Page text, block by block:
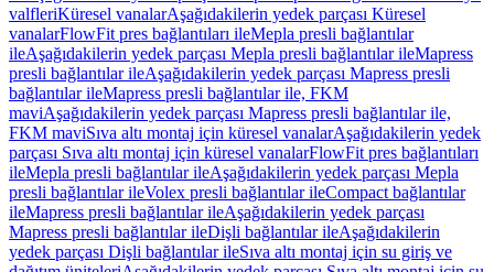
valfleriKüresel vanalarAşağıdakilerin yedek parçası Küresel
vanalarFlowFit pres bağlantıları ileMepla presli bağlantılar
ileAşağıdakilerin yedek parçası Mepla presli bağlantılar ileMapress
presli bağlantılar ileAşağıdakilerin yedek parçası Mapress presli
bağlantılar ileMapress presli bağlantılar ile, FKM
maviAşağıdakilerin yedek parçası Mapress presli bağlantılar ile,
FKM maviSıva altı montaj için küresel vanalarAşağıdakilerin yedek
parçası Sıva altı montaj için küresel vanalarFlowFit pres bağlantıları
ileMepla presli bağlantılar ileAşağıdakilerin yedek parçası Mepla
presli bağlantılar ileVolex presli bağlantılar ileCompact bağlantılar
ileMapress presli bağlantılar ileAşağıdakilerin yedek parçası
Mapress presli bağlantılar ileDişli bağlantılar ileAşağıdakilerin
yedek parçası Dişli bağlantılar ileSıva altı montaj için su giriş ve